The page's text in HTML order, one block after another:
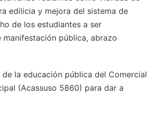
edilicia y mejora del sistema de
de los estudiantes a ser
pública, abrazo
la educación pública del Comercial
(Acassuso 5860) para dar a